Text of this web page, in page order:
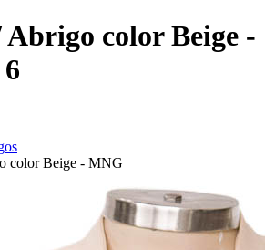
Abrigo color Beige -
color Beige - MNG